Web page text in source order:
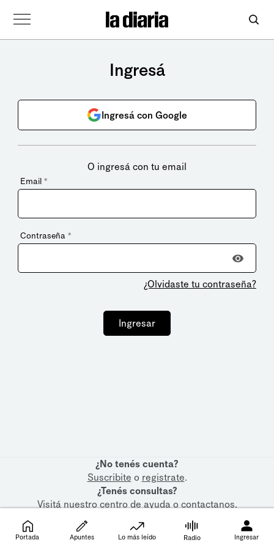
Ingresá
Ingresá con Google
O ingresá con tu email
Email *
Contraseña *
¿Olvidaste tu contraseña?
Ingresar
¿No tenés cuenta?
Suscribite o registrate.
¿Tenés consultas?
Visitá nuestrocentro de ayudaocontactanos.
Portada Apuntes Lo más leído Radio Ingresar